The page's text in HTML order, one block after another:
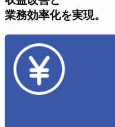
業務効率化を実現。